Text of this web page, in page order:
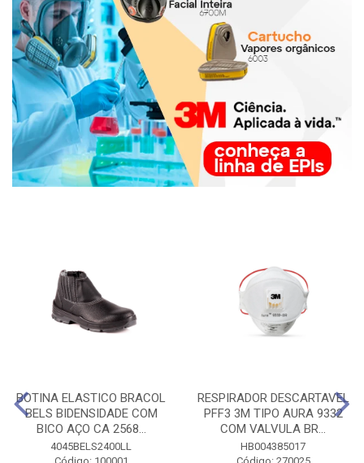
BOTINA ELASTICO BRACOL
BELS BIDENSIDADE COM
BICO AÇO CA 2568...
4045BELS2400LL
RESPIRADOR DESCARTAVEL
PFF3 3M TIPO AURA 9332
COM VALVULA BR...
HB004385017